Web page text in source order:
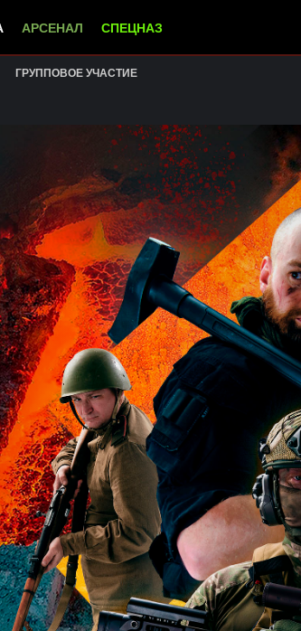
АРСЕНАЛ СПЕЦНАЗ
ГРУППОВОЕ УЧАСТИЕ